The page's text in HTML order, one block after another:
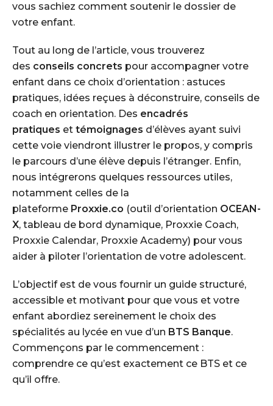
vous sachiez comment soutenir le dossier de
votre enfant.
Tout au long de l’article, vous trouverez
des conseils concrets pour accompagner votre
enfant dans ce choix d’orientation : astuces
pratiques, idées reçues à déconstruire, conseils de
coach en orientation. Des encadrés
pratiques et témoignages d’élèves ayant suivi
cette voie viendront illustrer le propos, y compris
le parcours d’une élève depuis l’étranger. Enfin,
nous intégrerons quelques ressources utiles,
notamment celles de la
plateforme Proxxie.co (outil d’orientation OCEAN-
X, tableau de bord dynamique, Proxxie Coach,
Proxxie Calendar, Proxxie Academy) pour vous
aider à piloter l’orientation de votre adolescent.
L’objectif est de vous fournir un guide structuré,
accessible et motivant pour que vous et votre
enfant abordiez sereinement le choix des
spécialités au lycée en vue d’un BTS Banque.
Commençons par le commencement :
comprendre ce qu’est exactement ce BTS et ce
qu’il offre.